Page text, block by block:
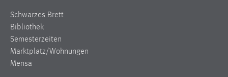
Schwarzes Brett
Bibliothek
Semesterzeiten
Marktplatz/Wohnungen
Mensa
Zweck:
Das Cookie speichert die gewählte Sprache der Website.
Cookie Laufzeit: